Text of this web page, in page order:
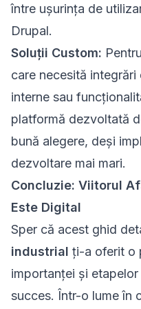
între ușurința de
Drupal.
Soluții Custom:
care necesită
interne sau
platformă dezvoltată
bună alegere, deși
dezvoltare mai mari.
Concluzie: Viitorul
Este Digital
Sper că acest ghid
industrial ți-a oferit o
importanței și
succes. Într-o lume în